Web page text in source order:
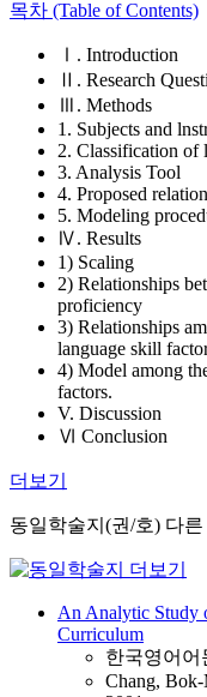
목차 (Table of Contents)
Ⅰ. Introduction
Ⅱ. Research
Ⅲ. Methods
1. Subjects and
2. Classification of
3. Analysis Tool
4. Proposed
5. Modeling
Ⅳ. Results
1) Scaling
2) Relationships
proficiency
3) Relationships
language skill
4) Model among
factors.
V. Discussion
Ⅵ Conclusion
더보기
동일학술지(권/호) 다른
An Analytic Study
Curriculum
한국영어어
Chang,